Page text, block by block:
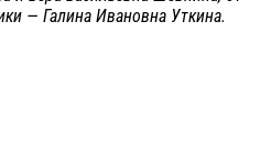
— Галина Ивановна Уткина.